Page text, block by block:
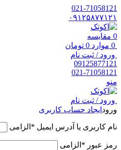
021-71058121
۰۹۱۲۵۸۷۷۱۲۱
0 مقایسه
0 موارد 0 تومان
ورود / ثبت نام
09125877121
021-71058121
منو
ورود / ثبت نام
ورود ایجاد حساب کاربری
نام کاربری یا آدرس ایمیل * الزامی
رمز عبور * الزامی